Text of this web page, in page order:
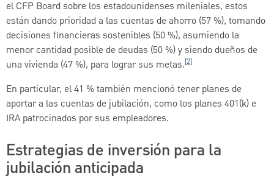
el CFP Board sobre los estadounidenses mileniales, estos
están dando prioridad a las cuentas de ahorro (57 %), tomando
decisiones financieras sostenibles (50 %), asumiendo la
menor cantidad posible de deudas (50 %) y siendo dueños de
una vivienda (47 %), para lograr sus metas.[2]
En particular, el 41 % también mencionó tener planes de
aportar a las cuentas de jubilación, como los planes 401(k) e
IRA patrocinados por sus empleadores.
Estrategias de inversión para la
jubilación anticipada